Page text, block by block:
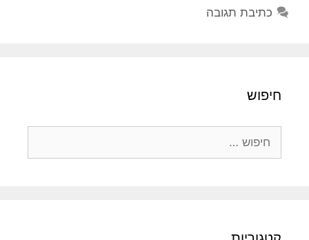
כתיבת תגובה
חיפוש